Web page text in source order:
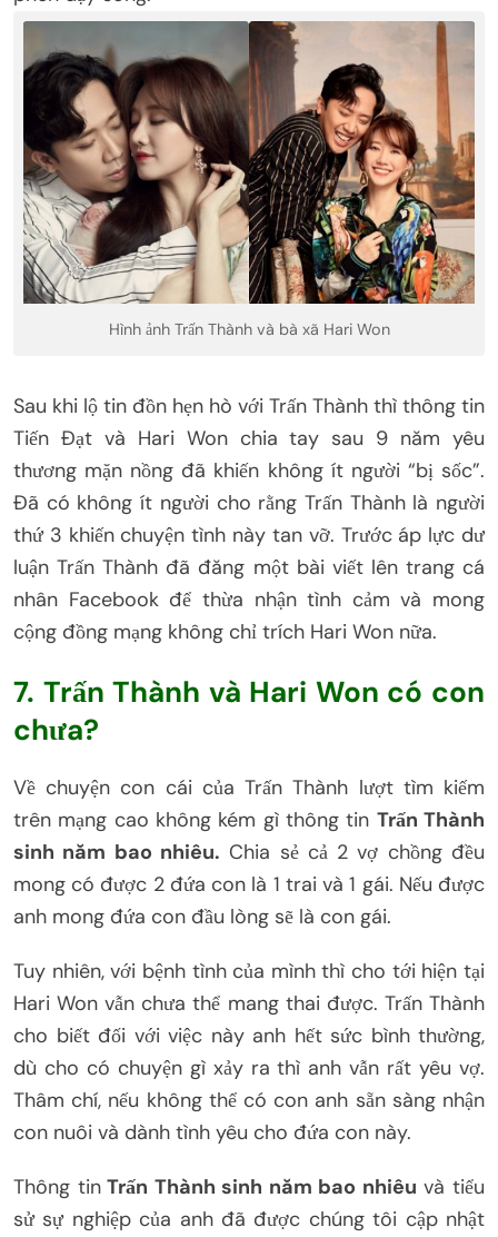
Hình ảnh Trấn Thành và bà xã Hari Won
Sau khi lộ tin đồn hẹn hò với Trấn Thành thì thông tin
Tiến Đạt và Hari Won chia tay sau 9 năm yêu
thương mặn nồng đã khiến không ít người “bị sốc”.
Đã có không ít người cho rằng Trấn Thành là người
thứ 3 khiến chuyện tình này tan vỡ. Trước áp lực dư
luận Trấn Thành đã đăng một bài viết lên trang cá
nhân Facebook để thừa nhận tình cảm và mong
cộng đồng mạng không chỉ trích Hari Won nữa.
7. Trấn Thành và Hari Won có con
chưa?
Về chuyện con cái của Trấn Thành lượt tìm kiếm
trên mạng cao không kém gì thông tin Trấn Thành
sinh năm bao nhiêu. Chia sẻ cả 2 vợ chồng đều
mong có được 2 đứa con là 1 trai và 1 gái. Nếu được
anh mong đứa con đầu lòng sẽ là con gái.
Tuy nhiên, với bệnh tình của mình thì cho tới hiện tại
Hari Won vẫn chưa thể mang thai được. Trấn Thành
cho biết đối với việc này anh hết sức bình thường,
dù cho có chuyện gì xảy ra thì anh vẫn rất yêu vợ.
Thâm chí, nếu không thể có con anh sẵn sàng nhận
con nuôi và dành tình yêu cho đứa con này.
Thông tinTrấn Thành sinh năm bao nhiêu và tiểu
sử sự nghiệp của anh đã được chúng tôi cập nhật